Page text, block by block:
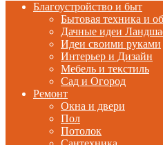
Благоустройство и быт
Бытовая техника и
Дачные идеи
Идеи своими руками
Интерьер и Дизайн
Мебель и текстиль
Сад и Огород
Ремонт
Окна и двери
Пол
Потолок